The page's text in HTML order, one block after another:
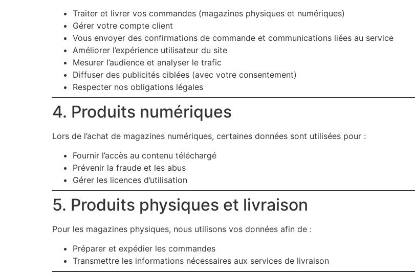
Traiter et livrer vos commandes (magazines physiques et numériques)
Gérer votre compte client
Vous envoyer des confirmations de commande et communications liées au service
Améliorer l’expérience utilisateur du site
Mesurer l’audience et analyser le trafic
Diffuser des publicités ciblées (avec votre consentement)
Respecter nos obligations légales
4. Produits numériques
Lors de l’achat de magazines numériques, certaines données sont utilisées pour :
Fournir l’accès au contenu téléchargé
Prévenir la fraude et les abus
Gérer les licences d’utilisation
5. Produits physiques et livraison
Pour les magazines physiques, nous utilisons vos données afin de :
Préparer et expédier les commandes
Transmettre les informations nécessaires aux services de livraison